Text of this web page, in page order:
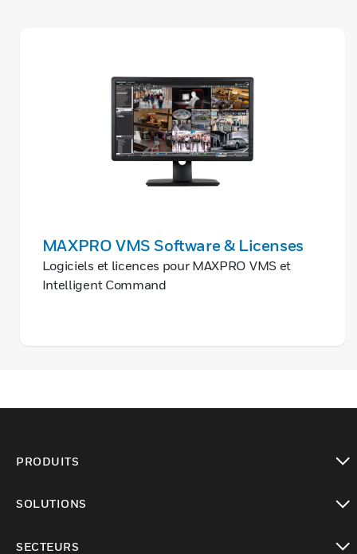
MAXPRO VMS Software & Licenses
Logiciels et licences pour MAXPRO VMS et
Intelligent Command
PRODUITS
SOLUTIONS
SECTEURS